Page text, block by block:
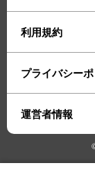
利用規約
プライバシー
運営者情報